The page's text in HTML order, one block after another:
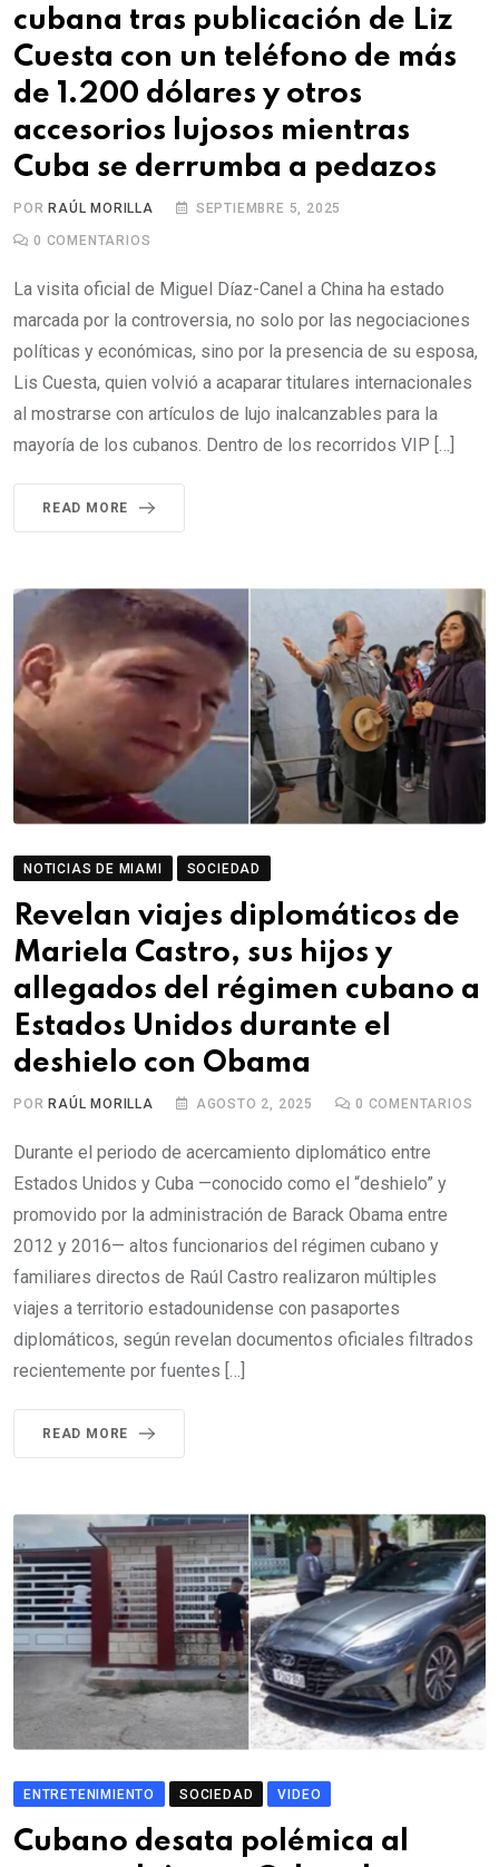
cubana tras publicación de Liz
Cuesta con un teléfono de más
de 1.200 dólares y otros
accesorios lujosos mientras
Cuba se derrumba a pedazos
POR RAÚL MORILLA SEPTIEMBRE 5, 2025
0 COMENTARIOS
La visita oficial de Miguel Díaz-Canel a China ha estado
marcada por la controversia, no solo por las negociaciones
políticas y económicas, sino por la presencia de su esposa,
Lis Cuesta, quien volvió a acaparar titulares internacionales
al mostrarse con artículos de lujo inalcanzables para la
mayoría de los cubanos. Dentro de los recorridos VIP […]
READ MORE
NOTICIAS DE MIAMI SOCIEDAD
Revelan viajes diplomáticos de
Mariela Castro, sus hijos y
allegados del régimen cubano a
Estados Unidos durante el
deshielo con Obama
POR RAÚL MORILLA AGOSTO 2, 2025 0 COMENTARIOS
Durante el periodo de acercamiento diplomático entre
Estados Unidos y Cuba —conocido como el “deshielo” y
promovido por la administración de Barack Obama entre
2012 y 2016— altos funcionarios del régimen cubano y
familiares directos de Raúl Castro realizaron múltiples
viajes a territorio estadounidense con pasaportes
diplomáticos, según revelan documentos oficiales filtrados
recientemente por fuentes […]
READ MORE
ENTRETENIMIENTO SOCIEDAD VIDEO
Cubano desata polémica al